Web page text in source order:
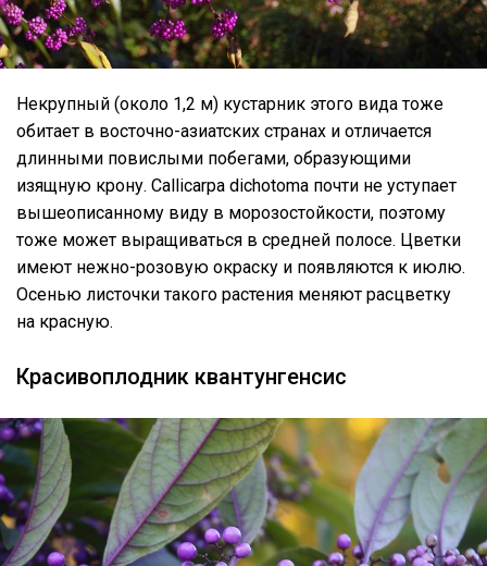
Некрупный (около 1,2 м) кустарник этого вида тоже
обитает в восточно-азиатских странах и отличается
длинными повислыми побегами, образующими
изящную крону. Callicarpa dichotoma почти не уступает
вышеописанному виду в морозостойкости, поэтому
тоже может выращиваться в средней полосе. Цветки
имеют нежно-розовую окраску и появляются к июлю.
Осенью листочки такого растения меняют расцветку
на красную.
Красивоплодник квантунгенсис